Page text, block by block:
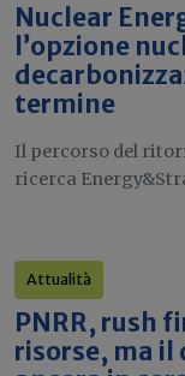
Nuclear
l’opzione
termine
Il percorso del
ricerca
Attualità
PNRR, rush
risorse, ma il